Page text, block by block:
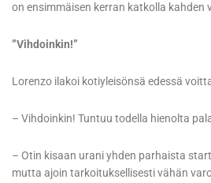
on ensimmäisen kerran katkolla
”Vihdoinkin!”
Lorenzo ilakoi kotiyleisönsä edessä
– Vihdoinkin! Tuntuu todella hienolta
– Otin kisaan urani yhden parhaista
mutta ajoin tarkoituksellisesti vähän